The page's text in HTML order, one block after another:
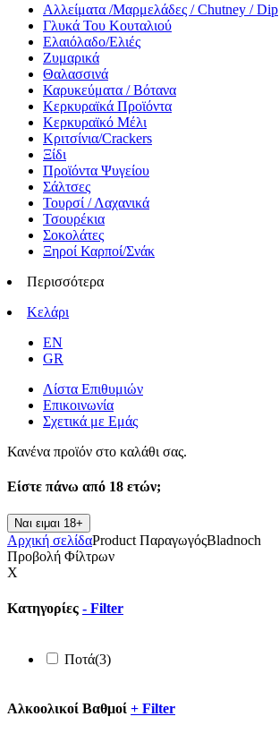
Αλλείματα /Μαρμελάδες / Chutney / Dip
Γλυκά Του Κουταλιού
Ελαιόλαδο/Ελιές
Ζυμαρικά
Θαλασσινά
Καρυκεύματα / Βότανα
Κερκυραϊκά Προϊόντα
Κερκυραϊκό Μέλι
Κριτσίνια/Crackers
Ξίδι
Προϊόντα Ψυγείου
Σάλτσες
Τουρσί / Λαχανικά
Τσουρέκια
Σοκολάτες
Ξηροί Καρποί/Σνάκ
Περισσότερα
Κελάρι
EN
GR
Λίστα Επιθυμιών
Επικοινωνία
Σχετικά με Εμάς
Κανένα προϊόν στο καλάθι σας.
Είστε πάνω από 18 ετών;
Ναι ειμαι 18+
Αρχική σελίδαProduct ΠαραγωγόςBladnoch
Προβολή Φίλτρων
X
Κατηγορίες - Filter
Ποτά(3)
Αλκοολικοί Βαθμοί + Filter